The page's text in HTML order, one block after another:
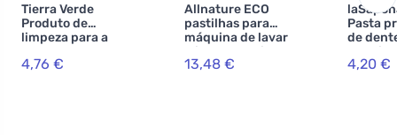
Tierra Verde
Produto de
limpeza para a
com óleo
4,76 €
Allnature ECO
pastilhas para
máquina de lavar
loiça 60 pastilhas
13,48 €
Pasta
de
(75 ml)
4,20 €